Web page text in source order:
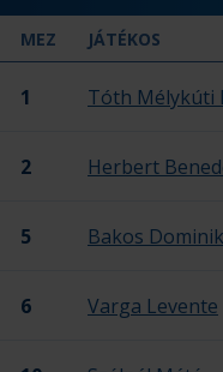
MEZ JÁTÉKOS
1 Tóth Mélykúti
2 Herbert
5 Bakos Dominik
6 Varga Levente